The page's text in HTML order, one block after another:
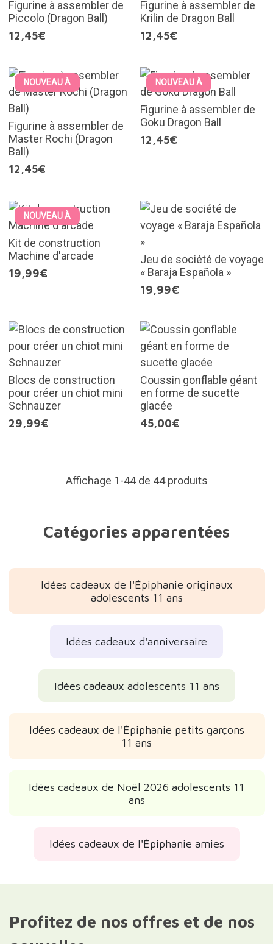
Figurine à assembler de
Piccolo (Dragon Ball)
12,45€
Figurine à assembler de
Krilin de Dragon Ball
12,45€
NOUVEAU À
Figurine à assembler de
Master Rochi (Dragon
Ball)
12,45€
NOUVEAU À
Figurine à assembler de
Goku Dragon Ball
12,45€
NOUVEAU À
Kit de construction
Machine d'arcade
19,99€
Jeu de société de voyage
« Baraja Española »
19,99€
Blocs de construction
pour créer un chiot mini
Schnauzer
29,99€
Coussin gonflable géant
en forme de sucette
glacée
45,00€
Affichage 1-44 de 44 produits
Catégories apparentées
Idées cadeaux de l'Épiphanie originaux
adolescents 11 ans
Idées cadeaux d'anniversaire
Idées cadeaux adolescents 11 ans
Idées cadeaux de l'Épiphanie petits garçons
11 ans
Idées cadeaux de Noël 2026 adolescents 11
ans
Idées cadeaux de l'Épiphanie amies
Profitez de nos offres et de nos